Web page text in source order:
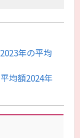
年の平均
均額2024年